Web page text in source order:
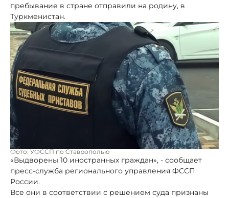
пребывание в стране отправили на родину, в
Туркменистан.
Фото: УФССП по Ставрополью
«Выдворены 10 иностранных граждан», - сообщает
пресс-служба регионального управления ФССП
России.
Все они в соответствии с решением суда признаны